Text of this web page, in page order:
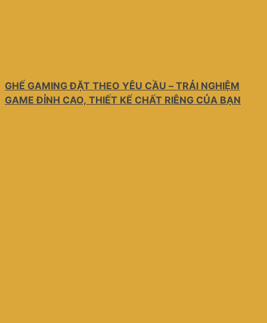
GHẾ GAMING ĐẶT THEO YÊU CẦU – TRẢI NGHIỆM
GAME ĐỈNH CAO, THIẾT KẾ CHẤT RIÊNG CỦA BẠN